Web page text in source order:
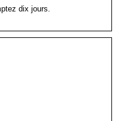
dix jours.